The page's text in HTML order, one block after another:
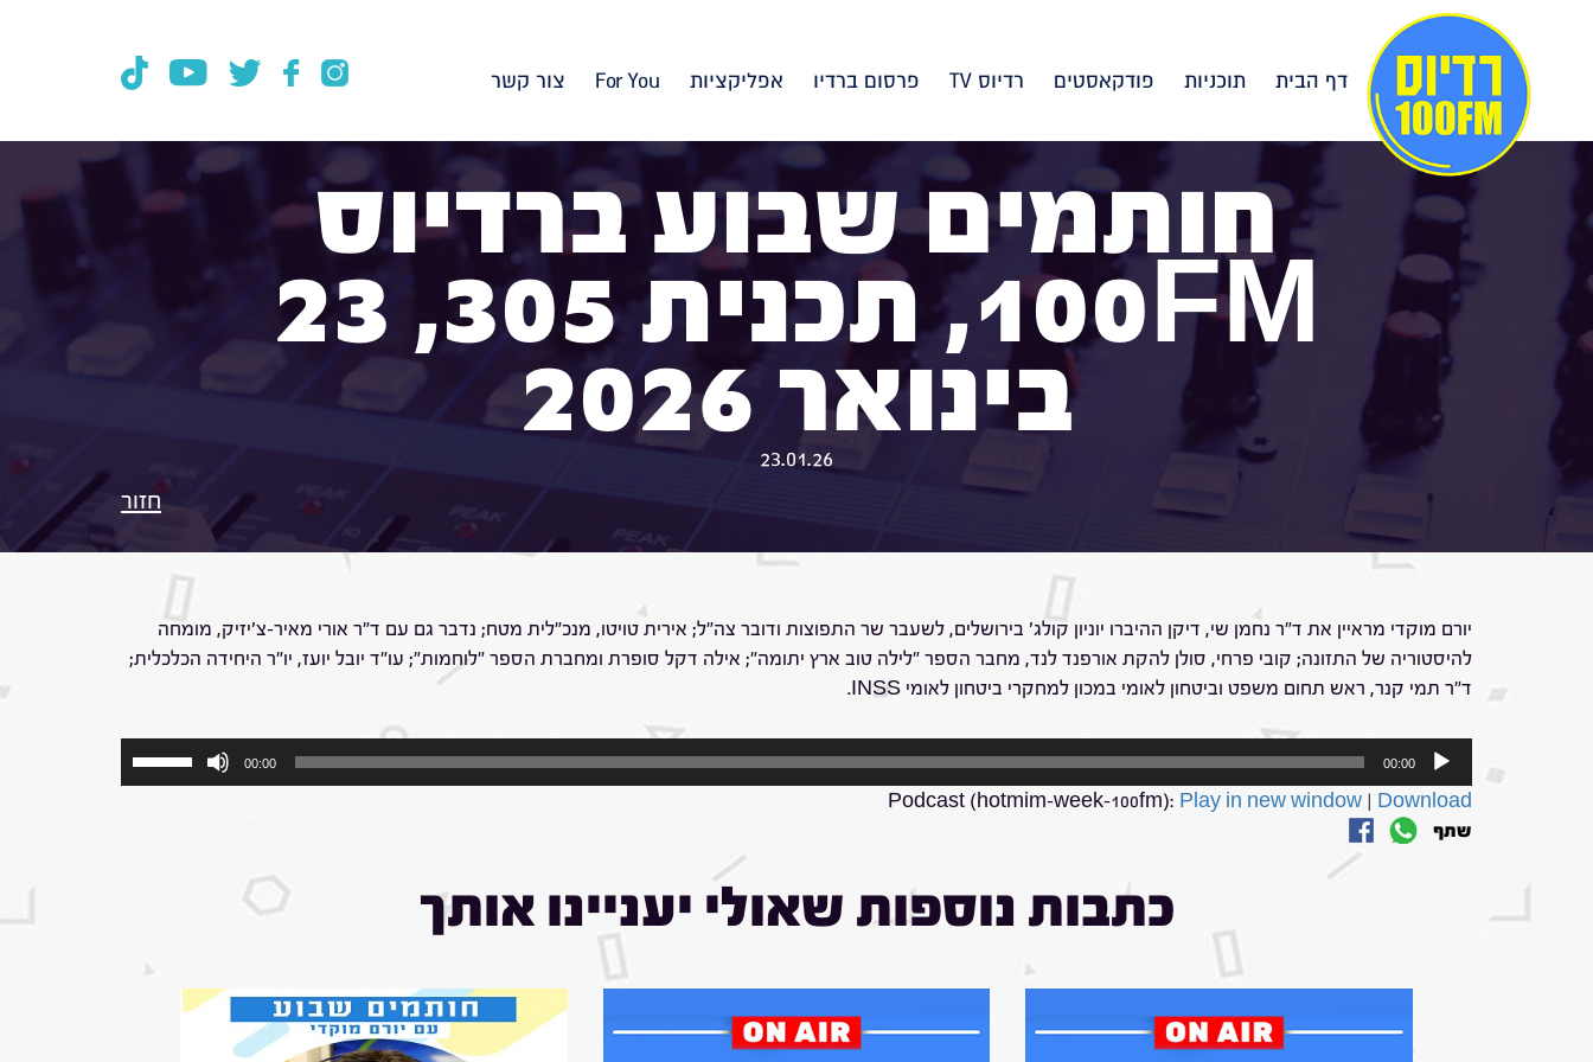
דף הבית תוכניות פודקאסטים רדיוס TV פרסום ברדיו אפליקציות For You צור קשר
חותמים שבוע ברדיוס
100FM, תכנית 305, 23
בינואר 2026
23.01.26
חזור
יורם מוקדי מראיין את ד"ר נחמן שי, דיקן ההיברו יוניון קולג' בירושלים, לשעבר שר התפוצות ודובר צה"ל; אירית טויטו, מנכ"לית מטח; נדבר גם עם ד"ר אורי מאיר-צ'יזיק, מומחה
להיסטוריה של התזונה; קובי פרחי, סולן להקת אורפנד לנד, מחבר הספר "לילה טוב ארץ יתומה"; אילה דקל סופרת ומחברת הספר "לוחמות"; עו"ד יובל יועז, יו"ר היחידה הכלכלית;
ד"ר תמי קנר, ראש תחום משפט וביטחון לאומי במכון למחקרי ביטחון לאומי INSS.
00:00
00:00
במקש
Podcast (hotmim-week-100fm): Play in new window | Download
שתף
כתבות נוספות שאולי יעניינו אותך